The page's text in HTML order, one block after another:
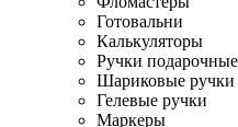
Готовальни
Калькуляторы
Ручки подарочные
Шариковые ручки
Гелевые ручки
Маркеры